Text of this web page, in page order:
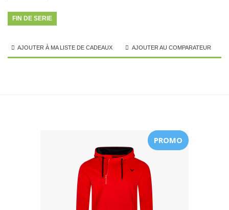
FIN DE SERIE
AJOUTER À MA LISTE DE CADEAUX AJOUTER AU COMPARATEUR
PROMO